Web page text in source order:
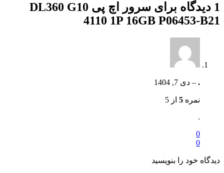
1 دیدگاه برای
سرور اچ پی DL360 G10
4110 1P 16GB P06453-B21
.
– دی 7, 1404
نمره 5 از 5
.
0
0
دیدگاه خود را بنویسید